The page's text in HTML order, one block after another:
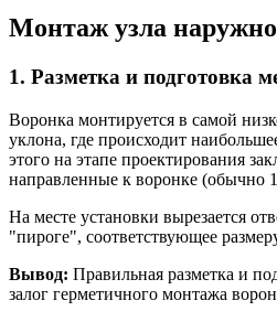
Монтаж узла
1. Разметка и подготовка
Воронка монтируется в самой
уклона, где происходит
этого на этапе проектирования
направленные к воронке (обычно
На месте установки вырезается
"пироге", соответствующее
Вывод: Правильная разметка и
залог герметичного монтажа